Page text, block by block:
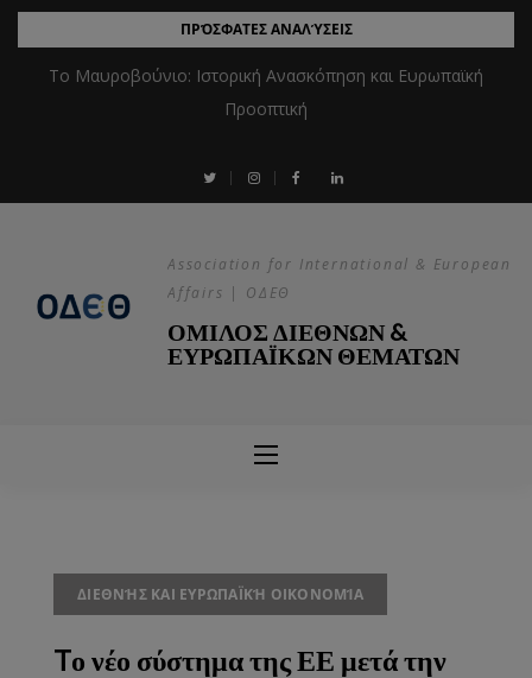
ΠΡΌΣΦΑΤΕΣ ΑΝΑΛΎΣΕΙΣ
Το Μαυροβούνιο: Ιστορική Ανασκόπηση και Ευρωπαϊκή
Προοπτική
Association for International & European
Affairs | ΟΔΕΘ
ΟΜΙΛΟΣ ΔΙΕΘΝΩΝ &
ΕΥΡΩΠΑΪΚΩΝ ΘΕΜΑΤΩΝ
ΔΙΕΘΝΉΣ ΚΑΙ ΕΥΡΩΠΑΪΚΉ ΟΙΚΟΝΟΜΊΑ
Tο νέο σύστημα της ΕΕ μετά την